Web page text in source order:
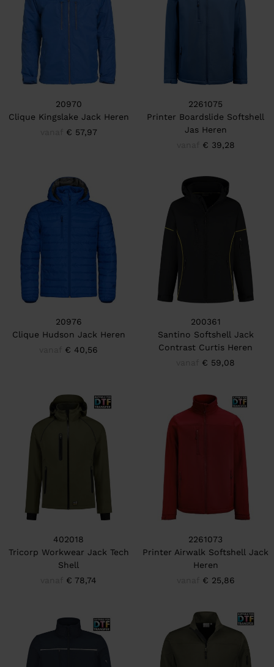
20970
Clique Kingslake Jack Heren
€ 57,97
2261075
Printer Boardslide Softshell
Jas Heren
€ 39,28
20976
Clique Hudson Jack Heren
€ 40,56
200361
Santino Softshell Jack
Contrast Curtis Heren
€ 59,08
402018
Tricorp Workwear Jack Tech
Shell
€ 78,74
2261073
Printer Airwalk Softshell Jack
Heren
€ 25,86